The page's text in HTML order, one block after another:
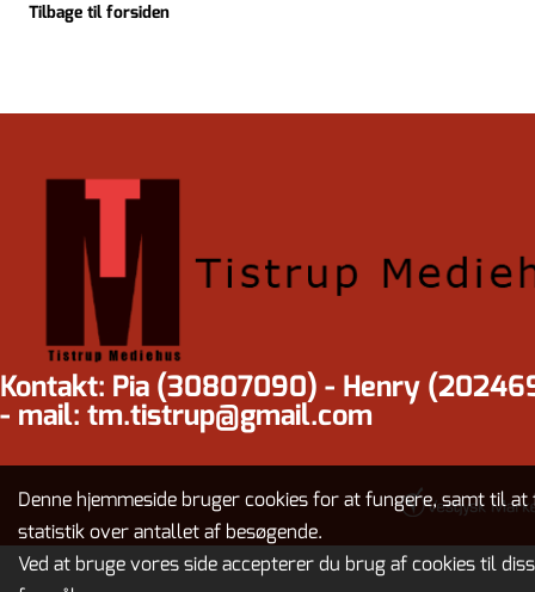
Tilbage til forsiden
Kontakt: Pia (30807090) - Henry
- mail: tm.tistrup@gmail.com
Denne hjemmeside bruger cookies for at fungere, samt til at
statistik over antallet af besøgende.
Ved at bruge vores side accepterer du brug af cookies til